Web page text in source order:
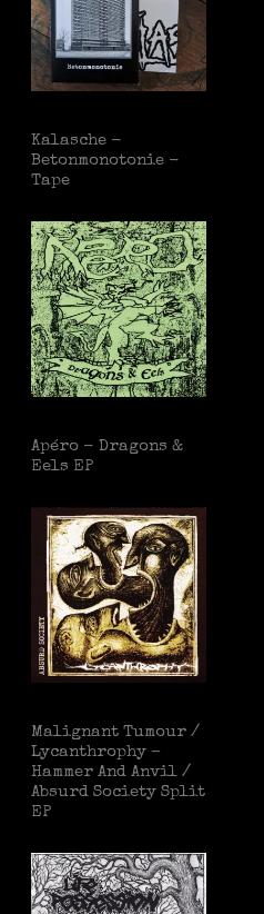
Kalasche -
Betonmonotonie -
Tape
Apéro - Dragons &
Eels EP
Malignant Tumour /
Lycanthrophy –
Hammer And Anvil /
Absurd Society Split
EP